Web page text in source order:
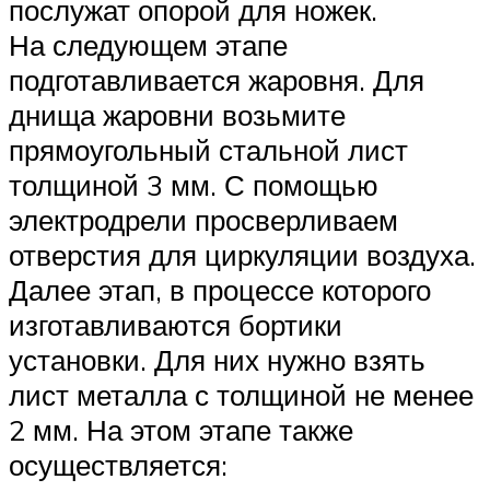
послужат опорой для ножек.
На следующем этапе
подготавливается жаровня. Для
днища жаровни возьмите
прямоугольный стальной лист
толщиной 3 мм. С помощью
электродрели просверливаем
отверстия для циркуляции воздуха.
Далее этап, в процессе которого
изготавливаются бортики
установки. Для них нужно взять
лист металла с толщиной не менее
2 мм. На этом этапе также
осуществляется: